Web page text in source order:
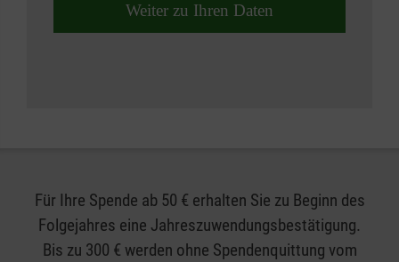
Weiter zu Ihren Daten
Für Ihre Spende ab 50 € erhalten Sie zu Beginn des
Folgejahres eine Jahreszuwendungsbestätigung.
Bis zu 300 € werden ohne Spendenquittung vom